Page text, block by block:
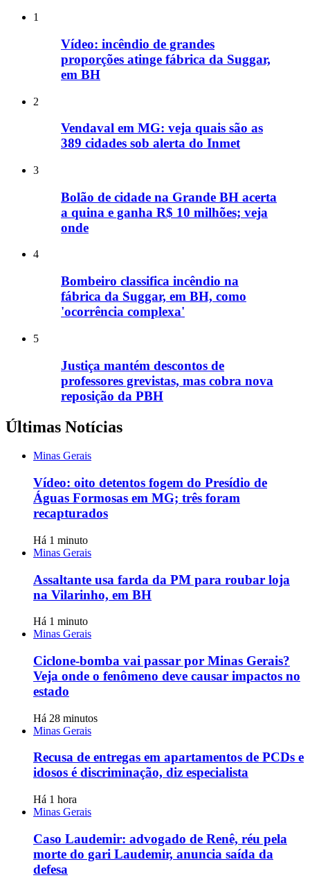
1
Vídeo: incêndio de grandes
proporções atinge fábrica da Suggar,
em BH
2
Vendaval em MG: veja quais são as
389 cidades sob alerta do Inmet
3
Bolão de cidade na Grande BH acerta
a quina e ganha R$ 10 milhões; veja
onde
4
Bombeiro classifica incêndio na
fábrica da Suggar, em BH, como
'ocorrência complexa'
5
Justiça mantém descontos de
professores grevistas, mas cobra nova
reposição da PBH
Últimas Notícias
Minas Gerais
Vídeo: oito detentos fogem do Presídio de
Águas Formosas em MG; três foram
recapturados
Há 1 minuto
Minas Gerais
Assaltante usa farda da PM para roubar loja
na Vilarinho, em BH
Há 1 minuto
Minas Gerais
Ciclone-bomba vai passar por Minas Gerais?
Veja onde o fenômeno deve causar impactos no
estado
Há 28 minutos
Minas Gerais
Recusa de entregas em apartamentos de PCDs e
idosos é discriminação, diz especialista
Há 1 hora
Minas Gerais
Caso Laudemir: advogado de Renê, réu pela
morte do gari Laudemir, anuncia saída da
defesa